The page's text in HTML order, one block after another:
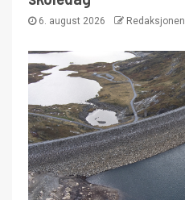
6. august 2026 Redaksjonen